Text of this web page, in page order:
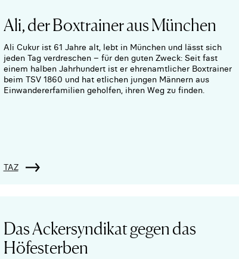
Ali, der Boxtrainer aus München
Ali Cukur ist 61 Jahre alt, lebt in München und lässt sich
jeden Tag verdreschen – für den guten Zweck: Seit fast
einem halben Jahrhundert ist er ehrenamtlicher Boxtrainer
beim TSV 1860 und hat etlichen jungen Männern aus
Einwanderer­familien geholfen, ihren Weg zu finden.
TAZ
Das Ackersyndikat gegen das
Höfesterben